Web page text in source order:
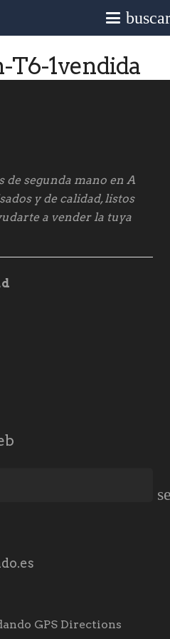
T6-1vendida
de segunda mano en A
y de calidad, listos
a vender la tuya
GPS Directions